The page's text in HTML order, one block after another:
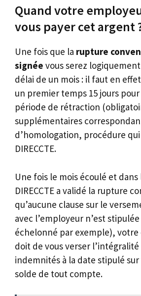
Quand votre
vous payer cet argent
Une fois que la rupture
signée vous serez
délai de un mois : il faut en
un premier temps 15 jours pour
période de rétraction
supplémentaires
d’homologation, procédure
DIRECCTE.
Une fois le mois écoulé et dans
DIRECCTE a validé la rupture
qu’aucune clause sur le
avec l’employeur n’est
échelonné par exemple), votre
doit de vous verser l’intégralité
indemnités à la date stipulé
solde de tout compte.